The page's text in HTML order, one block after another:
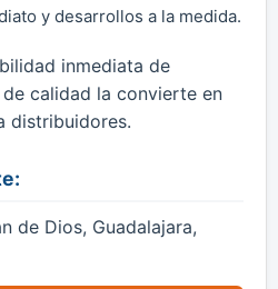
y desarrollos a la medida.
inmediata de
calidad la convierte en
distribuidores.
de Dios, Guadalajara,